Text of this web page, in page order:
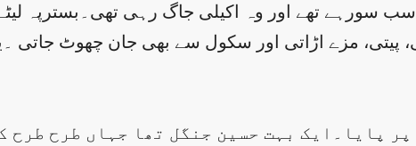
سورہے تھے اور وہ اکیلی جاگ رہی تھی۔بسترپہ
پیتی، مزے اڑاتی اور سکول سے بھی جان چھوٹ جاتی
پایا۔ایک بہت حسین جنگل تھا جہاں طرح طرح